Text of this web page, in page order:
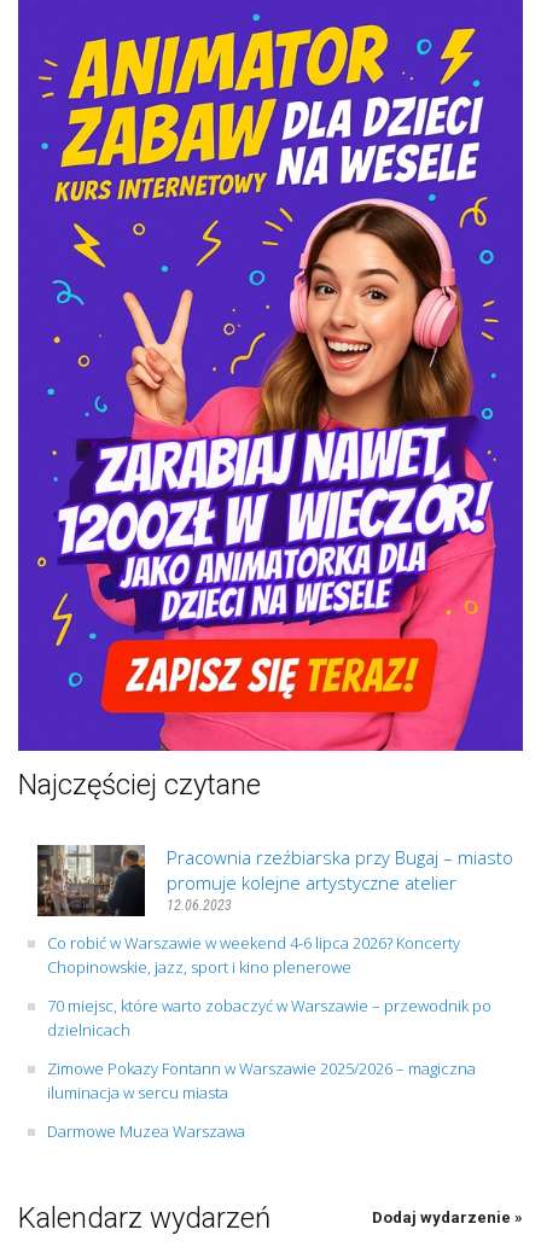
Najczęściej czytane
Pracownia rzeźbiarska przy Bugaj – miasto
promuje kolejne artystyczne atelier
12.06.2023
Co robić w Warszawie w weekend 4-6 lipca 2026? Koncerty
Chopinowskie, jazz, sport i kino plenerowe
70 miejsc, które warto zobaczyć w Warszawie – przewodnik po
dzielnicach
Zimowe Pokazy Fontann w Warszawie 2025/2026 – magiczna
iluminacja w sercu miasta
Darmowe Muzea Warszawa
Kalendarz wydarzeń Dodaj wydarzenie »